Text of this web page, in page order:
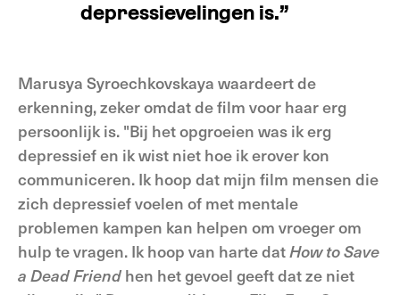
depressievelingen is.”
Marusya Syroechkovskaya waardeert de
erkenning, zeker omdat de film voor haar erg
persoonlijk is. "Bij het opgroeien was ik erg
depressief en ik wist niet hoe ik erover kon
communiceren. Ik hoop dat mijn film mensen die
zich depressief voelen of met mentale
problemen kampen kan helpen om vroeger om
hulp te vragen. Ik hoop van harte datHow to Save
a Dead Friend hen het gevoel geeft dat ze niet